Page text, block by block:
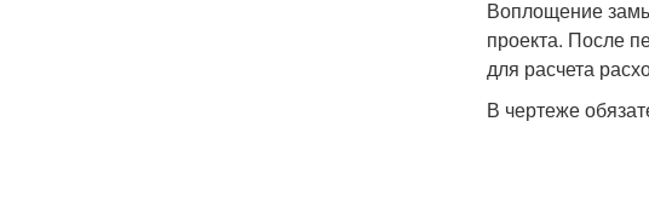
Воплощение
проекта. После
для расчета
В чертеже